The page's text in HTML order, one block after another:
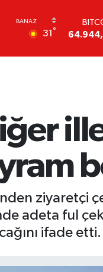
31 °
ziyaretçi
adeta ful
ifade etti.